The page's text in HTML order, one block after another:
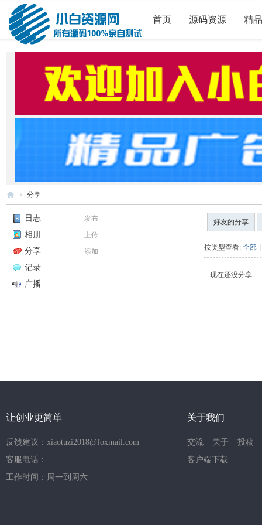
首页 源码资源 精
白
码
› 分享
发布
日志
上传
相册
添加
分享
记录
广播
好友的分享
按类型查看: 全部 |
现在还没分享
让创业更简单
反馈建议：xiaotuzi2018@foxmail.com
客服电话：
工作时间：周一到周六
关于我们
交流 关于
投稿
客户端下载